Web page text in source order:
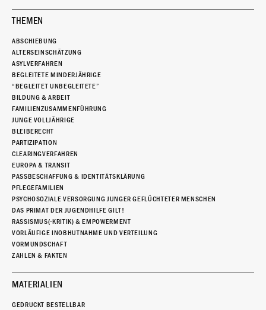
THEMEN
ABSCHIEBUNG
ALTERSEINSCHÄTZUNG
ASYLVERFAHREN
BEGLEITETE MINDERJÄHRIGE
“BEGLEITET UNBEGLEITETE”
BILDUNG & ARBEIT
FAMILIENZUSAMMENFÜHRUNG
JUNGE VOLLJÄHRIGE
BLEIBERECHT
PARTIZIPATION
CLEARINGVERFAHREN
EUROPA & TRANSIT
PASSBESCHAFFUNG & IDENTITÄTSKLÄRUNG
PFLEGEFAMILIEN
PSYCHOSOZIALE VERSORGUNG JUNGER GEFLÜCHTETER MENSCHEN
DAS PRIMAT DER JUGENDHILFE GILT!
RASSISMUS(-KRITIK) & EMPOWERMENT
VORLÄUFIGE INOBHUTNAHME UND VERTEILUNG
VORMUNDSCHAFT
ZAHLEN & FAKTEN
MATERIALIEN
GEDRUCKT BESTELLBAR